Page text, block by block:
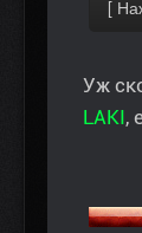
Уж
LAKI,